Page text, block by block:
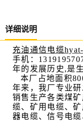
详细说明
充油通信电缆
手机：
年的发展历史,是
本厂占地面积
年来，我厂专业研
销售生产各类煤
缆、矿用电缆、
器电缆、信号电